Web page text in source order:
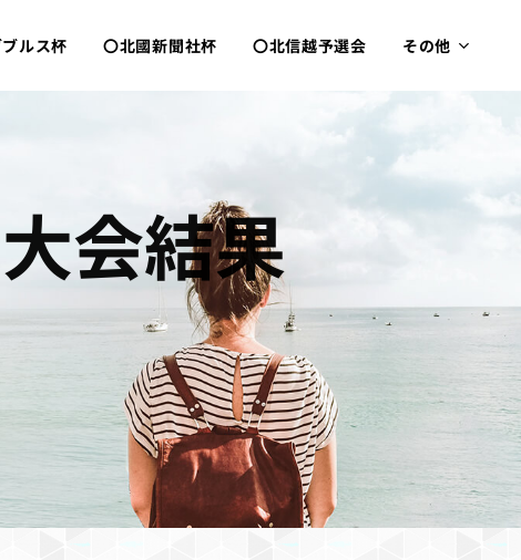
ルス杯 〇北國新聞社杯 〇北信越予選会 その他
会結果